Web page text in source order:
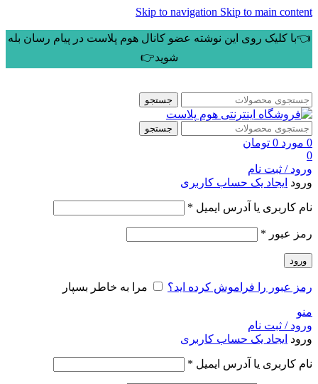
Skip to navigation Skip to main content
👈با کلیک روی این نوشته عضو کانال هوم پلاست در پیام رسان بله
شوید👉
جستجو
جستجو
0 مورد 0 تومان
0
ورود / ثبت نام
ورود ایجاد یک حساب کاربری
نام کاربری یا آدرس ایمیل *
رمز عبور *
ورود
رمز عبور را فراموش کرده اید؟ مرا به خاطر بسپار
منو
ورود / ثبت نام
ورود ایجاد یک حساب کاربری
نام کاربری یا آدرس ایمیل *